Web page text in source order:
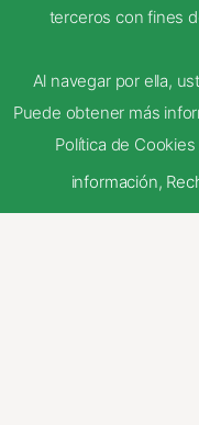
terceros con fines
Al navegar por ella,
Puede obtener más
Política de Cookies
información,
Non-necessary
Non-
Estas cookies
funcionamiento
rechazadas.
dirigirte a
cambias los